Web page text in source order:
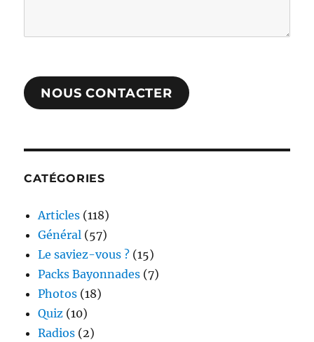
NOUS CONTACTER
CATÉGORIES
Articles (118)
Général (57)
Le saviez-vous ? (15)
Packs Bayonnades (7)
Photos (18)
Quiz (10)
Radios (2)